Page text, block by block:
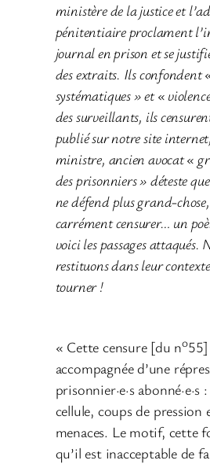
ministère de la justice et
pénitentiaire proclament
journal en prison et se
des extraits. Ils confondent
systématiques » et «
des surveillants, ils
publié sur notre site
ministre, ancien avocat «
des prisonniers » déteste
ne défend plus grand-
carrément censurer… un
voici les passages attaqués.
restituons dans leur
tourner !
« Cette censure [du no55]
accompagnée d’une
prisonnier·e·s abonné·e·s
cellule, coups de pression
menaces. Le motif, cette
qu’il est inacceptable de